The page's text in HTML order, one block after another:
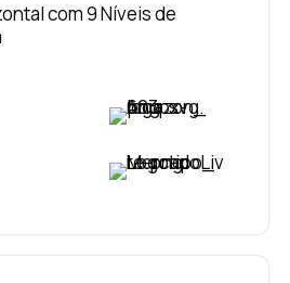
com 9 Níveis de